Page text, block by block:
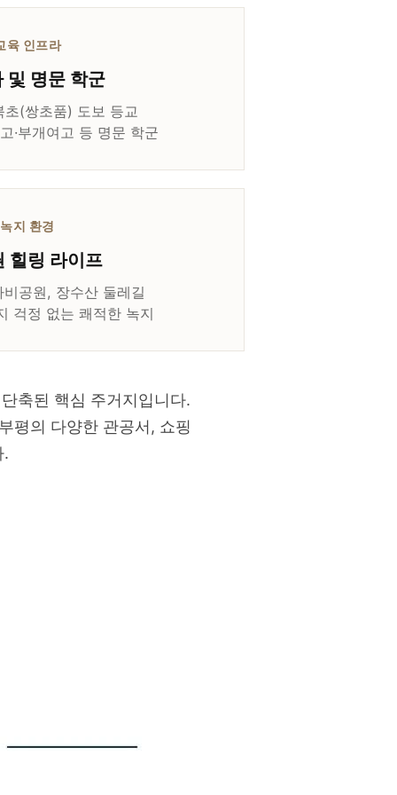
육 인프라
및 명문 학군
초(쌍초품) 도보 등교
·부개여고 등 명문 학군
녹지 환경
힐링 라이프
공원, 장수산 둘레길
걱정 없는 쾌적한 녹지
축된 핵심 주거지입니다.
평의 다양한 관공서, 쇼핑
.